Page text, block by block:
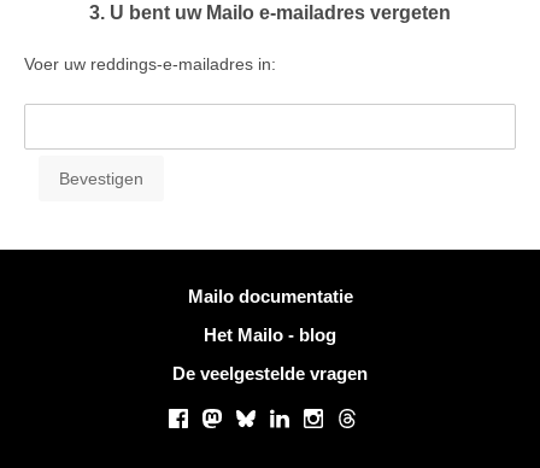
3. U bent uw Mailo e-mailadres vergeten
Voer uw reddings-e-mailadres in:
Mailo documentatie
Het Mailo - blog
De veelgestelde vragen
Sociale netwerken
Facebook
Mastodon
BlueskyLinkedInInstagram
Threads